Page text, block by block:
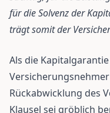
für die Solvenz der
trägt somit der
Als die
Rückabwicklung des
Klausel sei gröblich